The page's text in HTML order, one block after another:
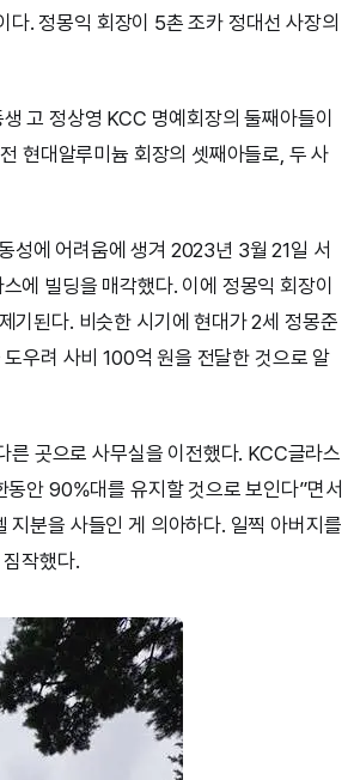
. 정몽익 회장이 5촌 조카 정대선 사장의
고 정상영 KCC 명예회장의 둘째아들이
현대알루미늄 회장의 셋째아들로, 두 사
성에 어려움에 생겨 2023년 3월 21일 서
에 빌딩을 매각했다. 이에 정몽익 회장이
기된다. 비슷한 시기에 현대가 2세 정몽준
우려 사비 100억 원을 전달한 것으로 알
른 곳으로 사무실을 이전했다. KCC글라스
안 90%대를 유지할 것으로 보인다”면서
분을 사들인 게 의아하다. 일찍 아버지를
작했다.